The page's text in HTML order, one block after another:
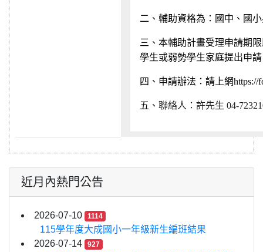
二、輔助資格為：國中、國
三、本輔助計畫受理申請期
學生或弱勢學生家庭提出申
四、申請辦法：請上網https://
五、 聯絡人：許先生 04-
近月內熱門公告
2026-07-10 1114
115學年度大成國小一年級新生編班結果
2026-07-14
927